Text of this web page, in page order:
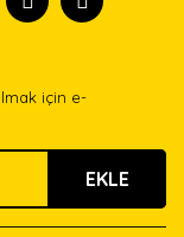
için e-
EKLE